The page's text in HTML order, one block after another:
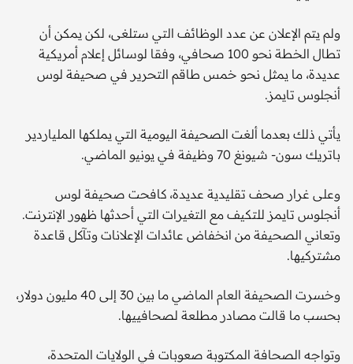
ولم يتم الإعلان عن عدد الوظائف التي ستلغى، لكن يمكن أن
تطال الخطة نحو 100 صحافي، وفقا لوسائل إعلام أمريكية
عديدة، ما يمثل نحو خمس طاقم التحرير في صحيفة لوس
أنجلوس تايمز.
يأتي ذلك بعدما ألغت الصحيفة اليومية التي يملكها الملياردير
باتريك سون- شيونغ 70 وظيفة في يونيو الماضي.
وعلى غرار صحف تقليدية عديدة، كافحت صحيفة لوس
أنجلوس تايمز للتكيف مع التغيرات التي أحدثها ظهور الإنترنت.
وتعاني الصحيفة من انخفاض عائدات الإعلانات وتآكل قاعدة
مشتركيها.
وخسرت الصحيفة العام الماضي ما بين 30 إلى 40 مليون دولار،
بحسب ما قالت مصادر مطلعة لصحافييها.
وتواجه الصحافة المكتوبة صعوبات في الولايات المتحدة،